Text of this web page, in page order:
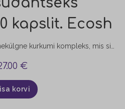
kapslit. Ecosh
Kurkumiin + Piperiin on mitmekülgne kurkumi kompleks, mis sisaldab kurkumi juure pulbrit, 95% kurkuminoidide sisaldusega kurkumi ekstrakti, BCM-95® kurkumiekstrakti ja piperiini. Kurkum aitab toetada liigeste ja luude tervist, aitab kaasa immuunsüsteemi toimimisele ning omab antioksüdantseid omadusi. Lisaks toetab kurkum südame-veresoonkonna, hingamisteede ja närvisüsteemi normaalset talitlust.
€
korvi